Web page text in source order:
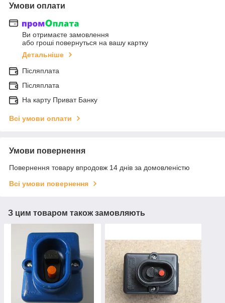
Умови оплати
Ви отримаєте замовлення
або гроші повернуться на вашу картку
Детальніше
Післяплата
Післяплата
На карту Приват Банку
Всі умови оплати
Умови повернення
Повернення товару впродовж 14 днів за домовленістю
Всі умови повернення
З цим товаром також замовляють